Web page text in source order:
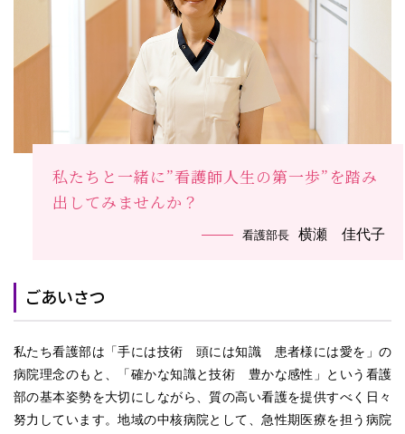
私たちと一緒に”看護師人生の第一歩”を踏み
出してみませんか？
看護部長 横瀬 佳代子
ごあいさつ
私たち看護部は「手には技術 頭には知識 患者様には愛を」の
病院理念のもと、「確かな知識と技術 豊かな感性」という看護
部の基本姿勢を大切にしながら、質の高い看護を提供すべく日々
努力しています。地域の中核病院として、急性期医療を担う病院